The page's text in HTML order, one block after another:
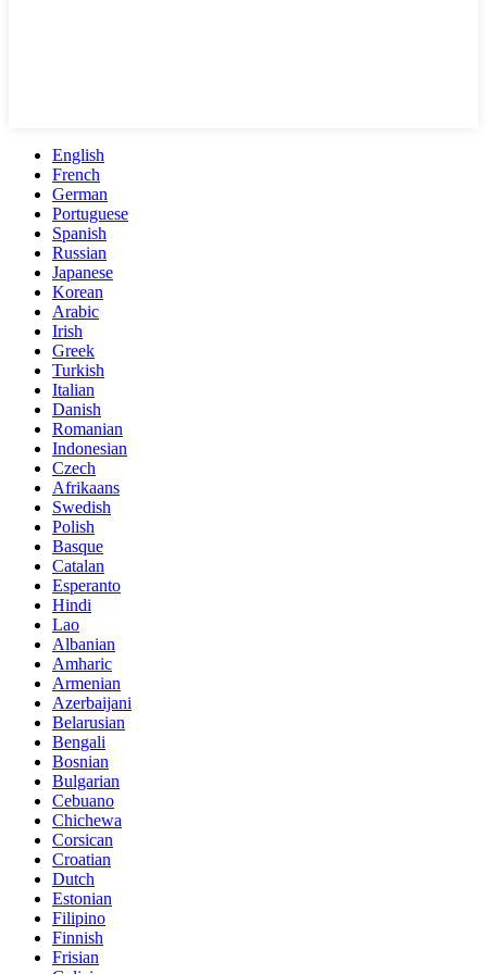
English
French
German
Portuguese
Spanish
Russian
Japanese
Korean
Arabic
Irish
Greek
Turkish
Italian
Danish
Romanian
Indonesian
Czech
Afrikaans
Swedish
Polish
Basque
Catalan
Esperanto
Hindi
Lao
Albanian
Amharic
Armenian
Azerbaijani
Belarusian
Bengali
Bosnian
Bulgarian
Cebuano
Chichewa
Corsican
Croatian
Dutch
Estonian
Filipino
Finnish
Frisian